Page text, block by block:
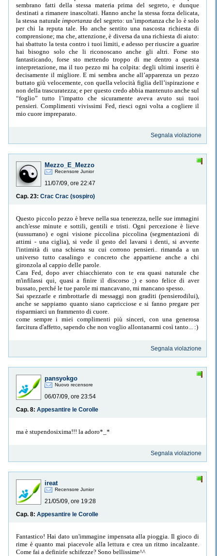
sembrano fatti della stessa materia prima del segreto, e dunque
destinati a rimanere inascoltati. Hanno anche la stessa forza delicata,
la stessa naturale importanza del segreto: un’importanza che lo è solo
per chi la reputa tale. Ho anche sentito una nascosta richiesta di
comprensione; ma che, attenzione, è diversa da una richiesta di aiuto:
hai sbattuto la testa contro i tuoi limiti, e adesso per riuscire a guarire
hai bisogno solo che li riconoscano anche gli altri. Forse sto
fantasticando, forse sto mettendo troppo di me dentro a questa
interpretazione, ma il tuo pezzo mi ha colpita: degli ultimi inseriti è
decisamente il migliore. E mi sembra anche all’apparenza un pezzo
buttato giù velocemente, con quella velocità figlia dell’ispirazione e
non della trascuratezza; e per questo credo abbia mantenuto anche sul
“foglio” tutto l’impatto che sicuramente aveva avuto sui tuoi
pensieri. Complimenti vivissimi Fed, riesci ogni volta a cogliere il
mio cuore impreparato.
Segnala violazione
Mezzo_E_Mezzo
Recensore Junior
11/07/09, ore 22:47
Cap. 23: Crac Crac (sospiro)
Questo piccolo pezzo è breve nella sua tenerezza, nelle sue immagini
anch'esse minute e sottili, gentili e tristi. Ogni percezione è lieve
(sussurrano) e ogni visione piccolina piccolina (segmentazioni di
attimi - una ciglia), si vede il gesto del lavarsi i denti, si avverte
l'intimità di una schiena su cui corrono pensieri.. rimanda a un
universo tutto casalingo e concreto che appartiene anche a chi
gironzola al cappio delle parole.
Cara Fed, dopo aver chiacchierato con te era quasi naturale che
m'infilassi qui, quasi a finire il discorso ;) e sono felice di aver
bussato, perché le tue parole mi mancavano, mi mancano spesso.
Sai spezzarle e rimbrottarle di messaggi non graditi (pensierodilui),
anche se sappiamo quanto siano capricciose e si fanno pregare per
risparmiarci un frammento di cuore.
come sempre i miei complimenti più sinceri, con una generosa
farcitura d'affetto, sapendo che non voglio allontanarmi così tanto... :)
Segnala violazione
pansyokgo
Nuovo recensore
06/07/09, ore 23:54
Cap. 8: Appesantire le Corolle
ma è stupendosixima!!! la adoro*_*
Segnala violazione
ireat
Recensore Junior
21/05/09, ore 19:28
Cap. 8: Appesantire le Corolle
Fantastico! Hai dato un'immagine impensata alla pioggia. Il gioco di
rime è quanto mai piacevole alla lettura e crea un ritmo incalzante.
Come fai a definirle schifezze? Sono bellissime^^